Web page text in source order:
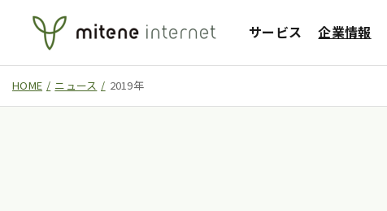
サービス 企業情報
HOME ニュース 2019年